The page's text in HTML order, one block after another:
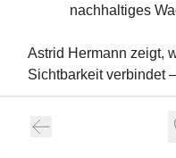
nachhaltiges
Astrid Hermann zeigt,
Sichtbarkeit verbindet
👉